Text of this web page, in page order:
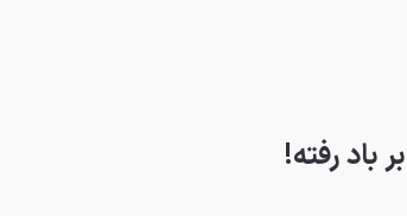
باد رفته!